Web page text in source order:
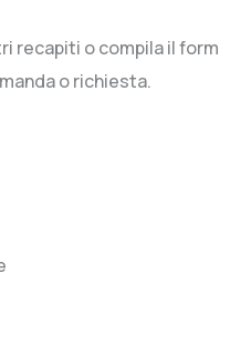
recapiti o compila il form
o richiesta.